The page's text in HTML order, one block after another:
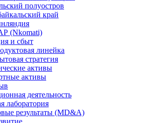
полуостров
край
(Nkomati)
и сбыт
линейка
стратегия
активы
активы
деятельность
лаборатория
результаты (MD&A)